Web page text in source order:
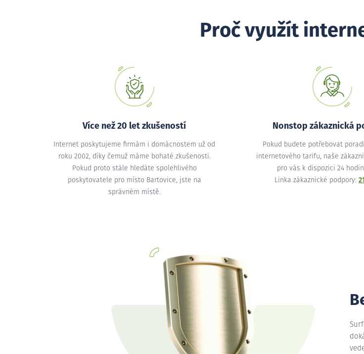
Proč využít
Více než 20 let zkušeností
Internet poskytujeme firmám i domácnostem už od
roku 2002, díky čemuž máme bohaté zkušenosti.
Pokud proto stále hledáte spolehlivého
poskytovatele pro místo Bartovice, jste na
správném místě.
Nonstop zákaznická
Pokud budete potřebovat
internetového tarifu, naše
pro vás k dispozici 24
Linka zákaznické podpory: